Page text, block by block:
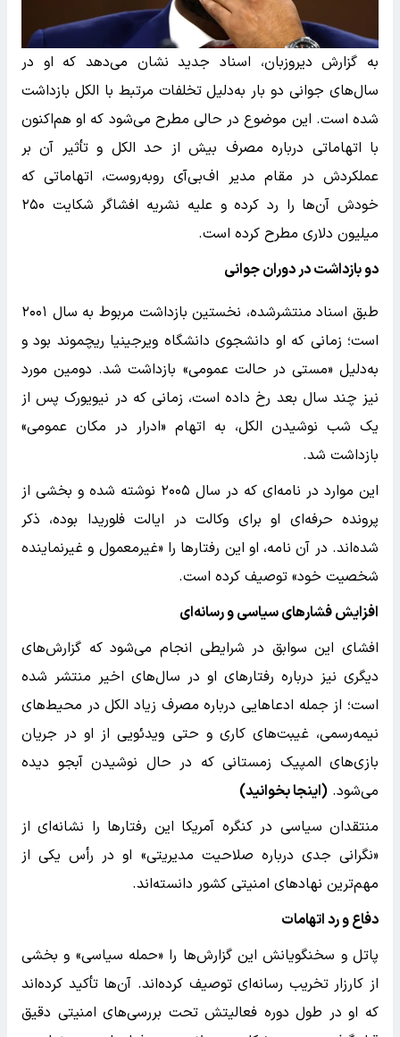
به گزارش دیروزبان، اسناد جدید نشان می‌دهد که او در
سال‌های جوانی دو بار به‌دلیل تخلفات مرتبط با الکل بازداشت
شده است. این موضوع در حالی مطرح می‌شود که او هم‌اکنون
با اتهاماتی درباره مصرف بیش از حد الکل و تأثیر آن بر
عملکردش در مقام مدیر اف‌بی‌آی روبه‌روست، اتهاماتی که
خودش آن‌ها را رد کرده و علیه نشریه افشاگر شکایت ۲۵۰
میلیون دلاری مطرح کرده است.
دو بازداشت در دوران جوانی
طبق اسناد منتشرشده، نخستین بازداشت مربوط به سال ۲۰۰۱
است؛ زمانی که او دانشجوی دانشگاه ویرجینیا ریچموند بود و
به‌دلیل «مستی در حالت عمومی» بازداشت شد. دومین مورد
نیز چند سال بعد رخ داده است، زمانی که در نیویورک پس از
یک شب نوشیدن الکل، به اتهام «ادرار در مکان عمومی»
بازداشت شد.
این موارد در نامه‌ای که در سال ۲۰۰۵ نوشته شده و بخشی از
پرونده حرفه‌ای او برای وکالت در ایالت فلوریدا بوده، ذکر
شده‌اند. در آن نامه، او این رفتارها را «غیرمعمول و غیرنماینده
شخصیت خود» توصیف کرده است.
افزایش فشارهای سیاسی و رسانه‌ای
افشای این سوابق در شرایطی انجام می‌شود که گزارش‌های
دیگری نیز درباره رفتارهای او در سال‌های اخیر منتشر شده
است؛ از جمله ادعاهایی درباره مصرف زیاد الکل در محیط‌های
نیمه‌رسمی، غیبت‌های کاری و حتی ویدئویی از او در جریان
بازی‌های المپیک زمستانی که در حال نوشیدن آبجو دیده
می‌شود. (اینجا بخوانید)
منتقدان سیاسی در کنگره آمریکا این رفتارها را نشانه‌ای از
«نگرانی جدی درباره صلاحیت مدیریتی» او در رأس یکی از
مهم‌ترین نهادهای امنیتی کشور دانسته‌اند.
دفاع و رد اتهامات
پاتل و سخنگویانش این گزارش‌ها را «حمله سیاسی» و بخشی
از کارزار تخریب رسانه‌ای توصیف کرده‌اند. آن‌ها تأکید کرده‌اند
که او در طول دوره فعالیتش تحت بررسی‌های امنیتی دقیق